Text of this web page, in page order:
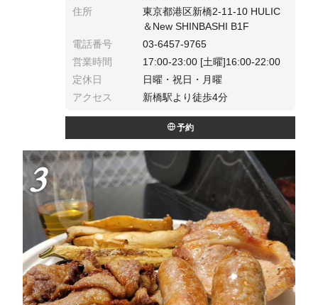
住所
東京都港区新橋2-11-10 HULIC
＆New SHINBASHI B1F
電話番号
03-6457-9765
営業時間
17:00-23:00 [土曜]16:00-22:00
定休日
日曜・祝日・月曜
アクセス
新橋駅より徒歩4分
予約
3